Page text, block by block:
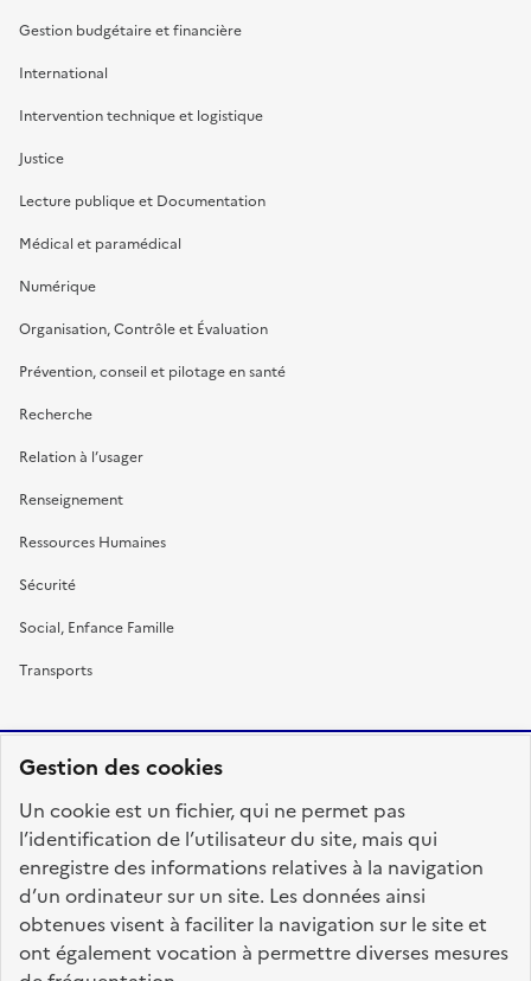
Gestion des cookies
Un cookie est un fichier, qui ne permet pas
l’identification de l’utilisateur du site, mais qui
enregistre des informations relatives à la navigation
d’un ordinateur sur un site. Les données ainsi
obtenues visent à faciliter la navigation sur le site et
ont également vocation à permettre diverses mesures
Gestion budgétaire et financière
International
Intervention technique et logistique
Justice
Lecture publique et Documentation
Médical et paramédical
Numérique
Organisation, Contrôle et Évaluation
Prévention, conseil et pilotage en santé
Recherche
Relation à l’usager
Renseignement
Ressources Humaines
Sécurité
Social, Enfance Famille
Transports
FRANÇAISE
fonction-publique.gouv.fr
legifrance.gouv.fr